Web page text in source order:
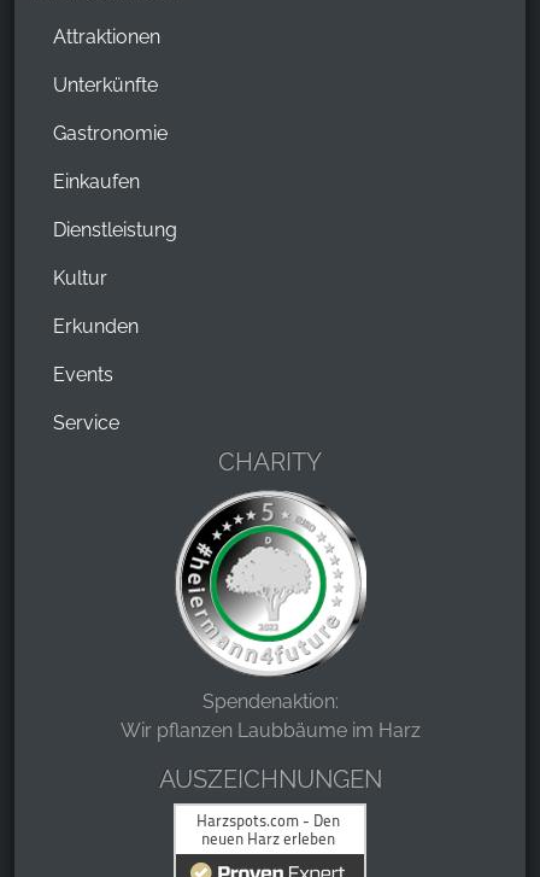
Attraktionen
Unterkünfte
Gastronomie
Einkaufen
Dienstleistung
Kultur
Erkunden
Events
Service
CHARITY
Spendenaktion:
Wir pflanzen Laubbäume im Harz
AUSZEICHNUNGEN